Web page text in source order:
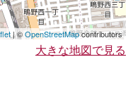
| ©OpenStreetMapcontributors
大きな地図で見る